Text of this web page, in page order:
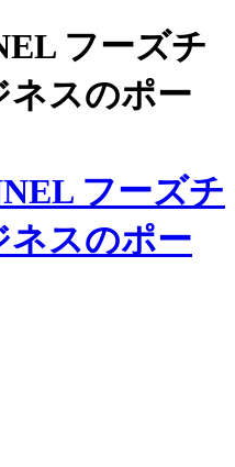
フーズチ
ネスのポー